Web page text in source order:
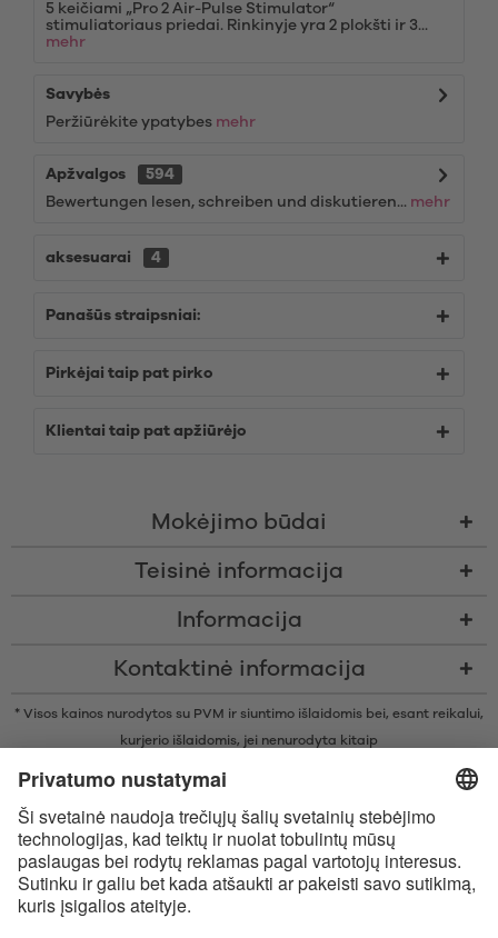
5 keičiami „Pro 2 Air-Pulse Stimulator“
stimuliatoriaus priedai. Rinkinyje yra 2 plokšti ir 3...
mehr
Savybės
Peržiūrėkite ypatybes mehr
Apžvalgos
594
Bewertungen lesen, schreiben und diskutieren... mehr
aksesuarai 4
Panašūs straipsniai:
Pirkėjai taip pat pirko
Klientai taip pat apžiūrėjo
Mokėjimo būdai
Teisinė informacija
Informacija
Kontaktinė informacija
* Visos kainos nurodytos su PVM ir siuntimo išlaidomis bei, esant reikalui,
kurjerio išlaidomis, jei nenurodyta kitaip
* Žodinis prekių ženklas Bluetooth® ir logotipai yra registruoti „Bluetooth
SIG, Inc.“ prekių ženklai ir bet koks tokių prekių ženklų naudojimas
įmonėje „Satisfyer GmbH“ yra licencijuotas.
„Apple“, „Apple“ logotipas ir „Apple Watch“ yra „Apple Inc.“ prekių
ženklai. „Google Play“ ir „Google Play“ logotipas yra „Google LLC“ prekės